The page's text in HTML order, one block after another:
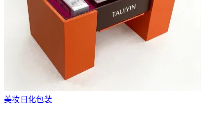
美妆日化包装